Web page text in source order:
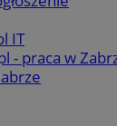
IT
- praca w